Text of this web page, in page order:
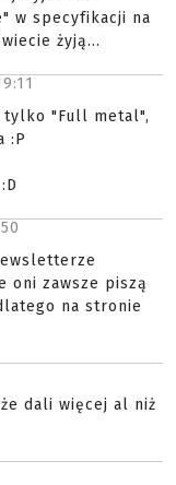
w specyfikacji na
żyją...
tylko "Full metal",
:P
oni zawsze piszą
na stronie
dali więcej al niż